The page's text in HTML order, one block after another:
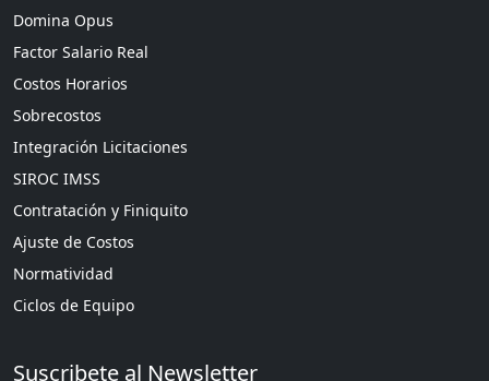
Domina Opus
Factor Salario Real
Costos Horarios
Sobrecostos
Integración Licitaciones
SIROC IMSS
Contratación y Finiquito
Ajuste de Costos
Normatividad
Ciclos de Equipo
Suscribete al Newsletter